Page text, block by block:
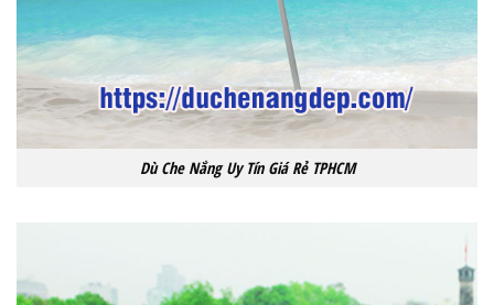
Dù Che Nắng Uy Tín Giá Rẻ TPHCM